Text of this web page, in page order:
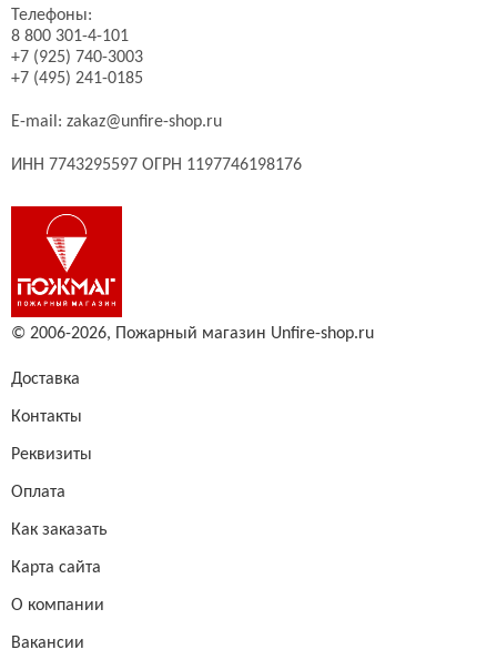
Телефоны:
8 800 301-4-101
+7 (925) 740-3003
+7 (495) 241-0185
E-mail: zakaz@unfire-shop.ru
ИНН 7743295597 ОГРН 1197746198176
© 2006-2026, Пожарный магазин Unfire-shop.ru
Доставка
Контакты
Реквизиты
Оплата
Как заказать
Карта сайта
О компании
Вакансии